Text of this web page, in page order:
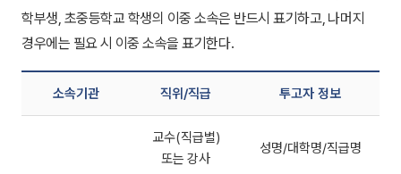
학부생, 초중등학교 학생의 이중 소속은 반드시 표기하고, 나머지
경우에는 필요 시 이중 소속을 표기한다.
소속기관 직위/직급 투고자 정보
교수(직급별)
또는 강사
성명/대학명/직급명